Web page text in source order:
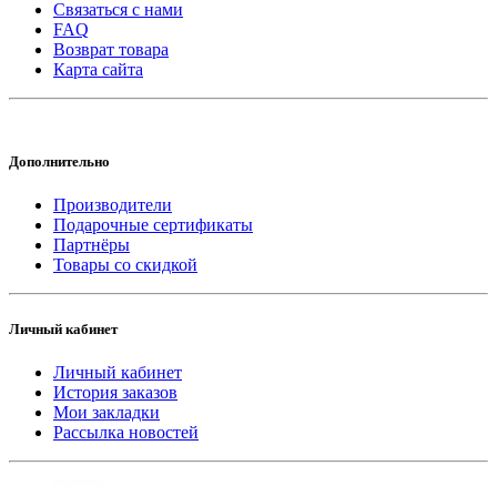
Связаться с нами
FAQ
Возврат товара
Карта сайта
Дополнительно
Производители
Подарочные сертификаты
Партнёры
Товары со скидкой
Личный кабинет
Личный кабинет
История заказов
Мои закладки
Рассылка новостей